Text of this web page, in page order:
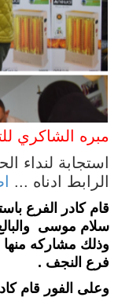
مبره الشاكري
استجابة لنداء
الرابط ادناه ...
قام كادر الفرع
وذلك مشاركه منها
فرع النجف .
وعلى الفور قام